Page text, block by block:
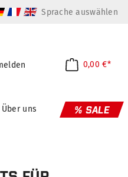
Sprache auswählen
0,00 €*
Über uns % SALE